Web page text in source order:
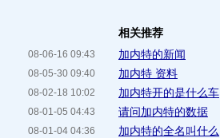
08-06-16 09:43
08-05-30 09:40
08-02-18 10:02
08-01-05 04:43
08-01-04 04:36
相关推荐
加内特的新闻
加内特 资料
加内特开的是什么车
请问加内特的数据
加内特的全名叫什么